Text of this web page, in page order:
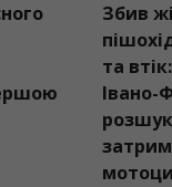
Збив
та
Івано-